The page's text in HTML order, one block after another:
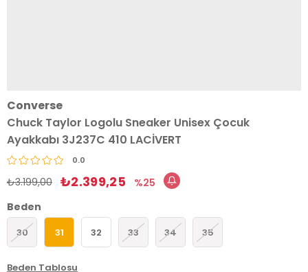
Converse
Chuck Taylor Logolu Sneaker Unisex Çocuk
Ayakkabı 3J237C 410 LACİVERT
0.0
₺3.199,00 ₺2.399,25
25
Beden
30 31 32 33 34 35
Beden Tablosu